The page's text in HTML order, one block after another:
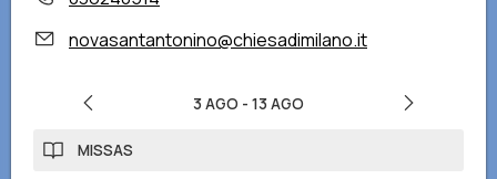
novasantantonino@chiesadimilano.it
3 AGO - 13 AGO
MISSAS